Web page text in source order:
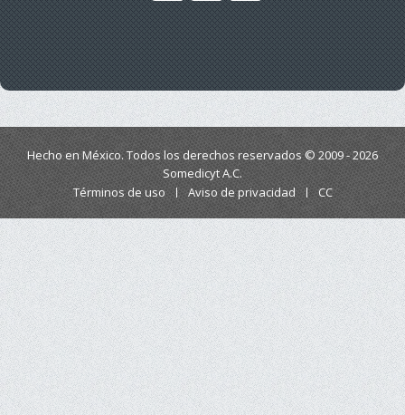
Hecho en México. Todos los derechos reservados © 2009 - 2026
Somedicyt A.C.
Términos de uso
Aviso de privacidad CC